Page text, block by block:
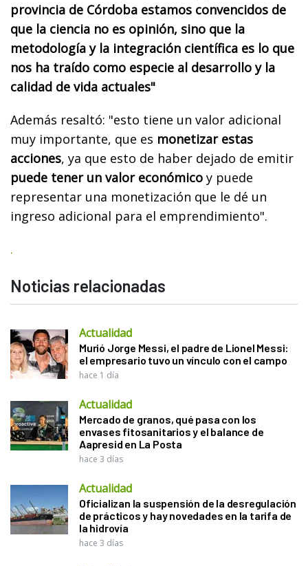
provincia de Córdoba estamos convencidos de
que la ciencia no es opinión, sino que la
metodología y la integración científica es lo que
nos ha traído como especie al desarrollo y la
calidad de vida actuales"
Además resaltó: "esto tiene un valor adicional
muy importante, que es monetizar estas
acciones, ya que esto de haber dejado de emitir
puede tener un valor económico y puede
representar una monetización que le dé un
ingreso adicional para el emprendimiento".
.
Noticias relacionadas
Actualidad
Murió Jorge Messi, el padre de Lionel Messi:
el empresario tuvo un vínculo con el campo
hace 1 día
Actualidad
Mercado de granos, qué pasa con los
envases fitosanitarios y el balance de
Aapresid en La Posta
hace 3 días
Actualidad
Oficializan la suspensión de la desregulación
de prácticos y hay novedades en la tarifa de
la hidrovía
hace 3 días